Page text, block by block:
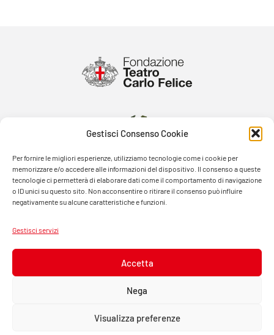
Gestisci Consenso Cookie
Per fornire le migliori esperienze, utilizziamo tecnologie come i cookie per
memorizzare e/o accedere alle informazioni del dispositivo. Il consenso a queste
tecnologie ci permetterà di elaborare dati come il comportamento di navigazione
o ID unici su questo sito. Non acconsentire o ritirare il consenso può influire
negativamente su alcune caratteristiche e funzioni.
Gestisci servizi
Accetta
Nega
Visualizza preferenze